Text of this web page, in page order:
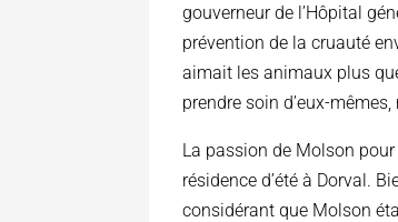
gouverneur de l’Hôpital
prévention de la cruauté
aimait les animaux plus
prendre soin d’eux-
La passion de Molson
résidence d’été à Dorval.
considérant que Molson